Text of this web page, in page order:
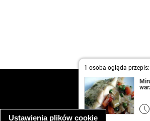
Ustawienia plików cookie
1 osoba ogląda przepis:
kontakt
regulamin
informacja o prywatności